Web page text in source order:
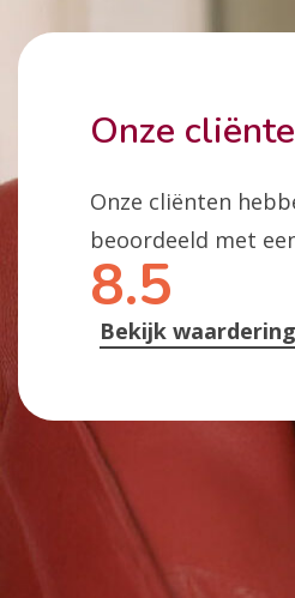
Onze
Onze cliënten
beoordeeld met
8.5
Bekijk